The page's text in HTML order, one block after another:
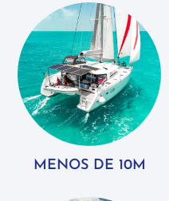
MENOS DE 10M